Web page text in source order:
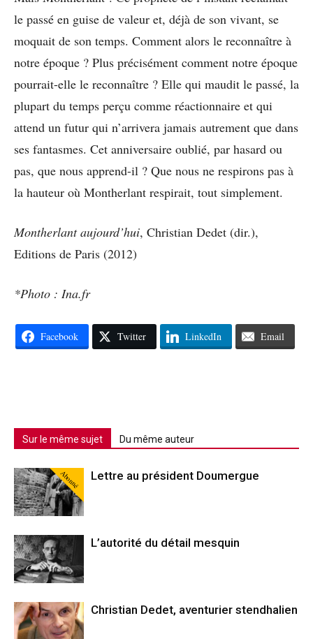
le passé en guise de valeur et, déjà de son vivant, se
moquait de son temps. Comment alors le reconnaître à
notre époque ? Plus précisément comment notre époque
pourrait-elle le reconnaître ? Elle qui maudit le passé, la
plupart du temps perçu comme réactionnaire et qui
attend un futur qui n’arrivera jamais autrement que dans
ses fantasmes. Cet anniversaire oublié, par hasard ou
pas, que nous apprend-il ? Que nous ne respirons pas à
la hauteur où Montherlant respirait, tout simplement.
Montherlant aujourd’hui, Christian Dedet (dir.),
Editions de Paris (2012)
*Photo : Ina.fr
Facebook Twitter LinkedIn Email
Sur le même sujet Du même auteur
Abonné Lettre au président Doumergue
L’autorité du détail mesquin
Christian Dedet, aventurier stendhalien